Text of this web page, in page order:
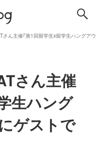
さん主催｢第1回留学生x留学生ハングア
さん主催
生ハング
ゲストで